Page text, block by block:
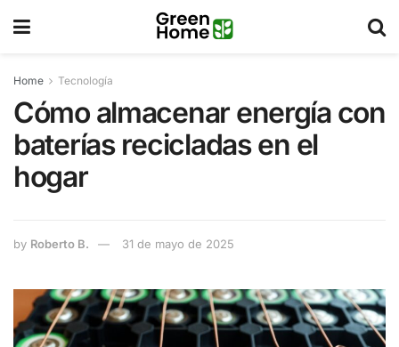
Home Tecnología
Cómo almacenar energía con
baterías recicladas en el
hogar
by Roberto B. 31 de mayo de 2025